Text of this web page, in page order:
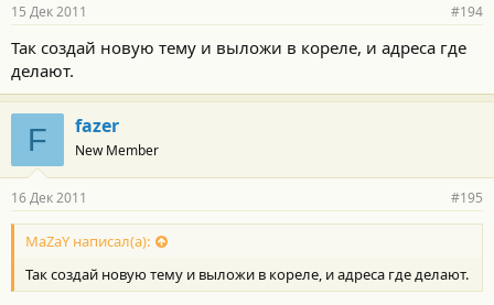
15 Дек 2011 #194
Так создай новую тему и выложи в кореле, и адреса где
делают.
F fazer
New Member
16 Дек 2011 #195
MaZaY написал(а):
Так создай новую тему и выложи в кореле, и адреса где делают.